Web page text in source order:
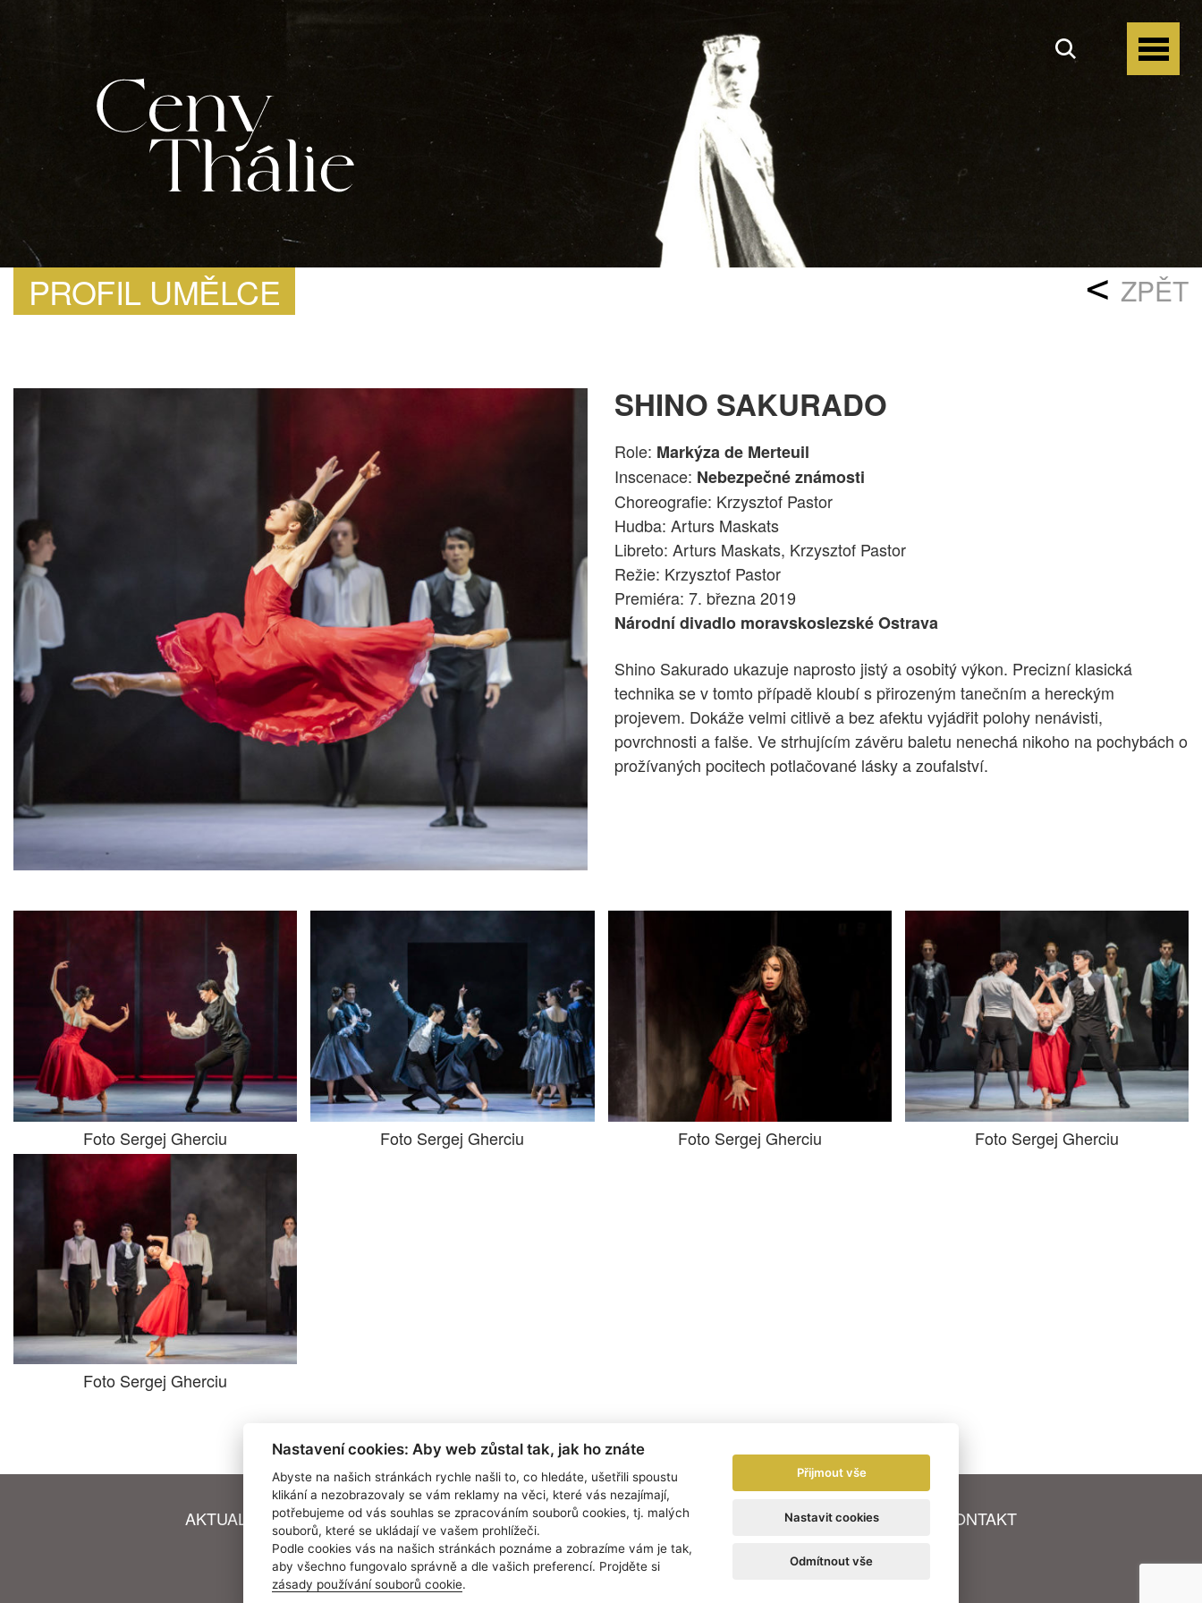
PROFIL UMĚLCE < ZPĚT
SHINO SAKURADO
Role: Markýza de Merteuil
Inscenace: Nebezpečné známosti
Choreografie: Krzysztof Pastor
Hudba: Arturs Maskats
Libreto: Arturs Maskats, Krzysztof Pastor
Režie: Krzysztof Pastor
Premiéra: 7. března 2019
Národní divadlo moravskoslezské Ostrava
Shino Sakurado ukazuje naprosto jistý a osobitý výkon. Precizní klasická
technika se v tomto případě kloubí s přirozeným tanečním a hereckým
projevem. Dokáže velmi citlivě a bez afektu vyjádřit polohy nenávisti,
povrchnosti a falše. Ve strhujícím závěru baletu nenechá nikoho na pochybách o
prožívaných pocitech potlačované lásky a zoufalství.
Foto Sergej Gherciu Foto Sergej Gherciu Foto Sergej Gherciu Foto Sergej Gherciu
Foto Sergej Gherciu
AKTUALITY NOMINACE LAUREÁTI O CENÁCH THÁLIE MULTIMÉDIA PARTNEŘI KONTAKT
Herecká asociace © 2026 Web by: digiONE
Nastavení cookies: Aby web zůstal tak, jak ho znáte
Abyste na našich stránkách rychle našli to, co hledáte, ušetřili spoustu
klikání a nezobrazovaly se vám reklamy na věci, které vás nezajímají,
potřebujeme od vás souhlas se zpracováním souborů cookies, tj. malých
souborů, které se ukládají ve vašem prohlížeči.
Podle cookies vás na našich stránkách poznáme a zobrazíme vám je tak,
aby všechno fungovalo správně a dle vašich preferencí. Projděte si
zásady používání souborů cookie.
Přijmout vše
Nastavit cookies
Odmítnout vše